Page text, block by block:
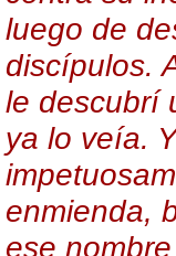
luego de
discípulos.
le descubrí
ya lo veía.
enmienda,
ese